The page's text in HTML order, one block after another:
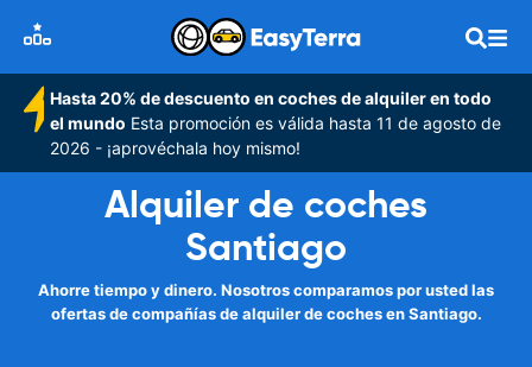
Hasta 20% de descuento en coches de alquiler en todo
el mundo Esta promoción es válida hasta 11 de agosto de
2026 - ¡aprovéchala hoy mismo!
Alquiler de coches
Santiago
Ahorre tiempo y dinero. Nosotros comparamos por usted las
ofertas de compañías de alquiler de coches en Santiago.